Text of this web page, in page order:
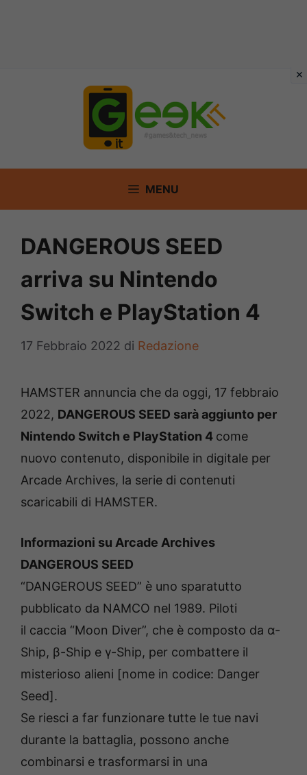
MENU
DANGEROUS SEED
arriva su Nintendo
Switch e PlayStation 4
17 Febbraio 2022 di Redazione
HAMSTER annuncia che da oggi, 17 febbraio
2022, DANGEROUS SEED sarà aggiunto per
Nintendo Switch e PlayStation 4 come
nuovo contenuto, disponibile in digitale per
Arcade Archives, la serie di contenuti
scaricabili di HAMSTER.
Informazioni su Arcade Archives
DANGEROUS SEED
“DANGEROUS SEED” è uno sparatutto
pubblicato da NAMCO nel 1989. Piloti
il caccia “Moon Diver”, che è composto da α-
Ship, β-Ship e γ-Ship, per combattere il
misterioso alieni [nome in codice: Danger
Seed].
Se riesci a far funzionare tutte le tue navi
durante la battaglia, possono anche
combinarsi e trasformarsi in una